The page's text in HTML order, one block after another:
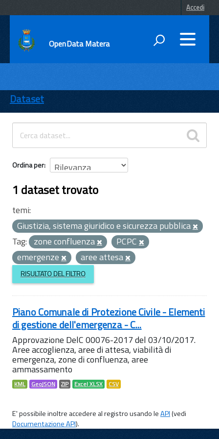
Accedi
OpenData Matera
ENTI
TEMI
INFORMAZIONI
Dataset
Ordina per
1 dataset trovato
temi:
Giustizia, sistema giuridico e sicurezza pubblica
Tag: zone confluenza
PCPC
emergenze
aree attesa
RISULTATO DEL FILTRO
Piano Comunale di Protezione Civile - Elementi
di gestione dell'emergenza - C...
Approvazione DelC 00076-2017 del 03/10/2017.
Aree accoglienza, aree di attesa, viabilità di
emergenza, zone di confluenza, aree
ammassamento
KML GeoJSON ZIP Excel XLSX CSV
E' possibile inoltre accedere al registro usando leAPI(vedi
Documentazione API).